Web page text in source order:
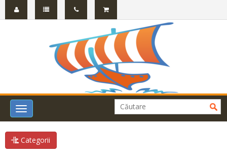
Toggle
navigation
Categorii